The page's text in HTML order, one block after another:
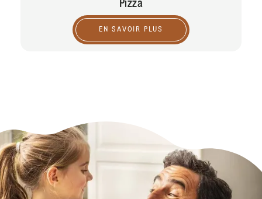
Pizza
EN SAVOIR PLUS